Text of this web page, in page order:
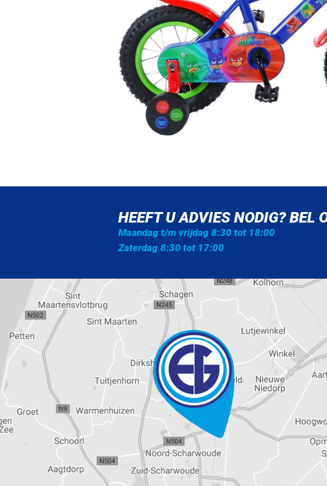
HEEFT U ADVIES NODIG? BEL
Maandag t/m vrijdag 8:30 tot 18:00
Zaterdag 8:30 tot 17:00